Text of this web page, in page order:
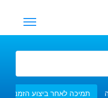
החלף את
תמיכה לאחר ביצוע הזמנה